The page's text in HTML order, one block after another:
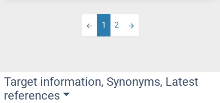
1 2
Target information, Synonyms, Latest
references